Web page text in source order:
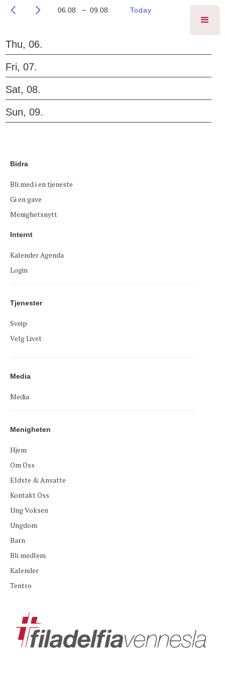
06.08. 09.08. Today
Thu, 06.
Fri, 07.
Sat, 08.
Sun, 09.
Menigheten
Hjem
Om Oss
Eldste & Ansatte
Kontakt Oss
Ung Voksen
Ungdom
Barn
Bli medlem
Kalender
Tentro
Tjenester
Sveip
Velg Livet
Media
Media
Bidra
Bli med i en tjeneste
Gi en gave
Menighetsnytt
Internt
Kalender Agenda
Login